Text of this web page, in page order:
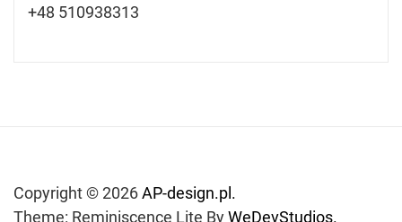
+48 510938313
Copyright © 2026AP-design.pl.
Theme: Reminiscence Lite ByWeDevStudios.